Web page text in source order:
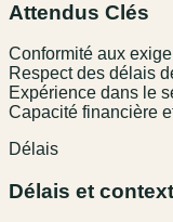
Attendus Clés
Conformité aux
Respect des délais
Expérience dans le
Capacité financière
Délais
Délais et